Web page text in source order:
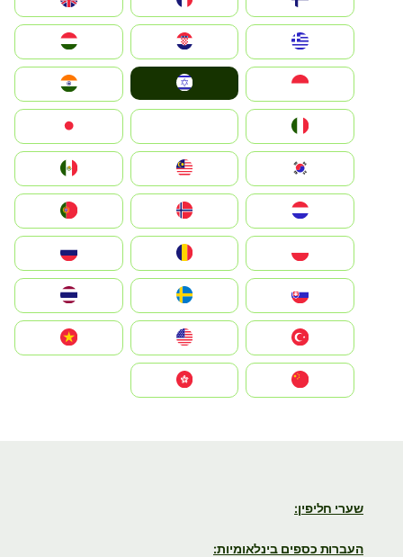
Hrvatska
Magyarország
Indonesia
South Korea
Nederland
Portugal
România
Slovensko
United States
Vietnam
שערי חליפין:
העברות כספים בינלאומיות: